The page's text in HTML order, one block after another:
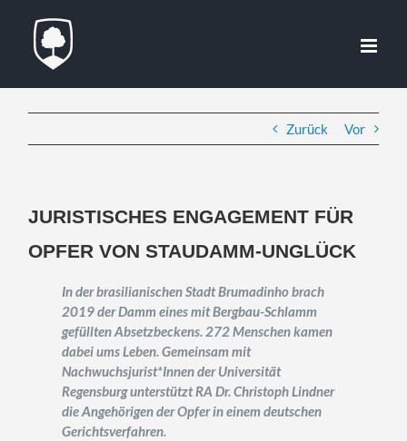
Inhalt
springen
Zurück Vor
JURISTISCHES ENGAGEMENT FÜR
OPFER VON STAUDAMM-UNGLÜCK
In der brasilianischen Stadt Brumadinho brach
2019 der Damm eines mit Bergbau-Schlamm
gefüllten Absetzbeckens. 272 Menschen kamen
dabei ums Leben. Gemeinsam mit
Nachwuchsjurist*Innen der Universität
Regensburg unterstützt RA Dr. Christoph Lindner
die Angehörigen der Opfer in einem deutschen
Gerichtsverfahren.